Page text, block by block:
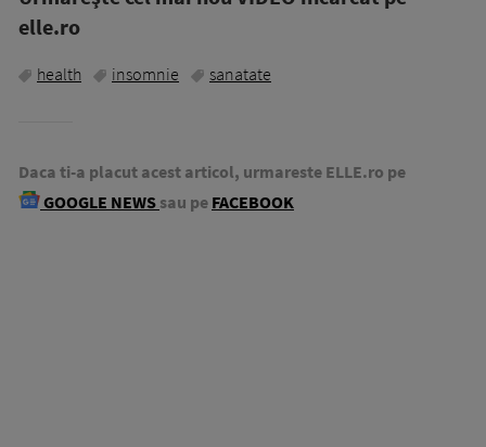
elle.ro
health insomnie sanatate
Daca ti-a placut acest articol, urmareste ELLE.ro pe
GOOGLE NEWS sau pe FACEBOOK